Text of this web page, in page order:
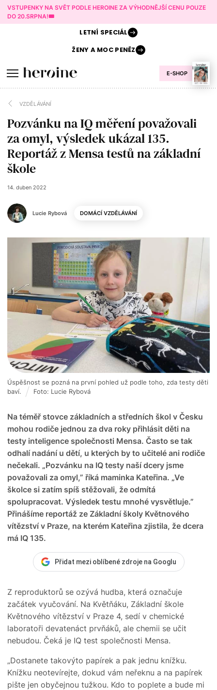
VSTUPENKY NA SVĚT PODLE HEROINE ZA VÝHODNĚJŠÍ CENU POUZE
DO 20.SRPNA!🎟️
E-SHOP
LETNÍ SPECIÁL
ŽENY AMOC PENĚZ
VZDĚLÁVÁNÍ
Pozvánku na IQ měření považovali
za omyl, výsledek ukázal 135.
Reportáž z Mensa testů na základní
škole
Lucie Rybová
14. duben 2022
DOMÁCÍ VZDĚLÁVÁNÍ
Na téměř stovce základních a středních škol v Česku
mohou rodiče jednou za dva roky přihlásit děti na
testy inteligence společnosti Mensa. Často se tak
odhalí nadání u dětí, u kterých by to učitelé ani rodiče
nečekali. „Pozvánku na IQ testy naší dcery jsme
považovali za omyl,” říká maminka Kateřina. „Ve
školce si zatím spíš stěžovali, že odmítá
spolupracovat. Výsledek testu mnohé vysvětluje.”
Přinášíme reportáž ze Základní školy Květnového
vítězství v Praze, na kterém Kateřina zjistila, že dcera
má IQ 135.
Úspěšnost se pozná na první pohled už podle toho, zda testy děti
baví.
Foto: Lucie Rybová
Přidat mezi oblíbené zdroje na Googlu
Z reproduktorů se ozývá hudba, která označuje
začátek vyučování. Na Květňáku, Základní škole
Květnového vítězství v Praze 4, sedí v chemické
laboratoři devatenáct prvňáků, ale chemii se učit
nebudou. Čeká je IQ test společnosti Mensa.
„Dostanete takovýto papírek a pak jednu knížku.
Knížku neotevírejte, dokud vám neřeknu a na papírek
pište jen obyčejnou tužkou. Kdo to poplete a bude mi